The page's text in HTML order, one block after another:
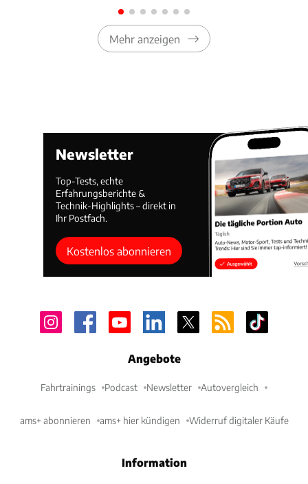
Mehr anzeigen
Newsletter
Top-Tests, echte
Erfahrungsberichte &
Technik-Highlights – direkt in
Ihr Postfach.
Kostenlos abonnieren
Angebote
Fahrtrainings Podcast Newsletter Autovergleich
ams+ abonnieren ams+ hier kündigen Widerruf digitaler Käufe
Information